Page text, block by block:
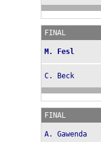
FINAL
M. Fesl
C. Beck
FINAL
A. Gawenda